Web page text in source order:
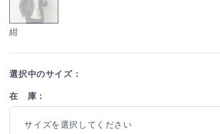
紺
選択中のサイズ：
在 庫：
サイズを選択してください